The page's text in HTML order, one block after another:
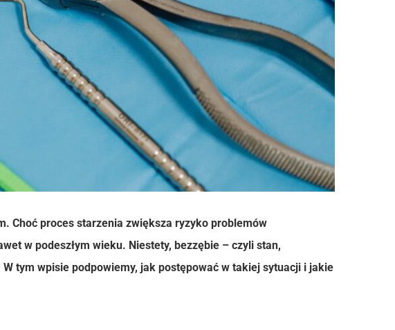
Choć proces starzenia zwiększa ryzyko problemów
w podeszłym wieku. Niestety, bezzębie – czyli stan,
tym wpisie podpowiemy, jak postępować w takiej sytuacji i jakie